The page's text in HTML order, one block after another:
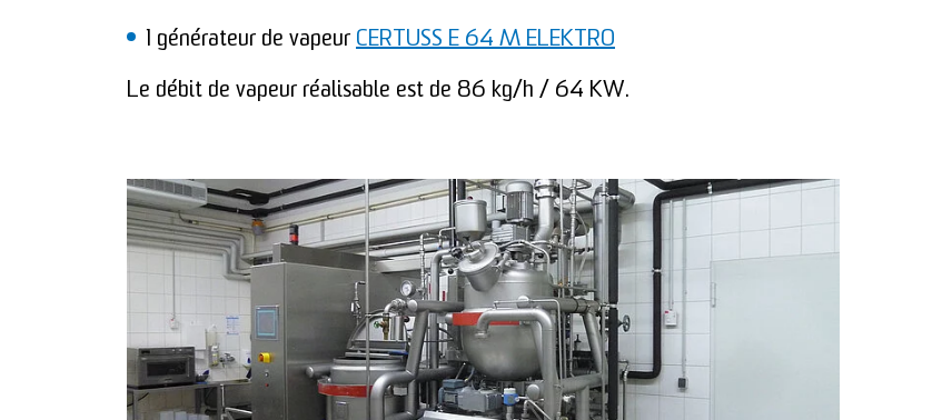
1 générateur de vapeur CERTUSS E 64 M ELEKTRO
Le débit de vapeur réalisable est de 86 kg/h / 64 KW.